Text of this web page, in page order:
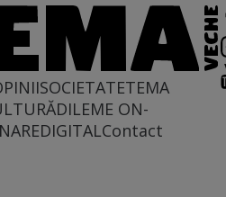
SOCIETATETEMA
DILEME ON-
DIGITALContact